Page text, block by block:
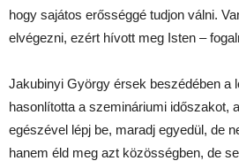
hogy sajátos erősséggé tudjon válni.
elvégezni, ezért hívott meg Isten –
Jakubinyi György érsek beszédében a
hasonlította a szemináriumi időszakot,
egészével lépj be, maradj egyedül, de
hanem éld meg azt közösségben, de